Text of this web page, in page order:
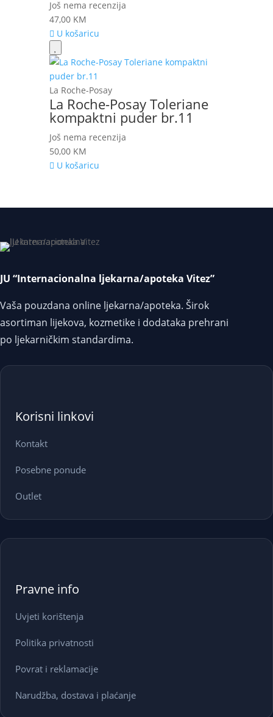
Još nema recenzija
47,00 KM
U košaricu
La Roche-Posay
La Roche-Posay Toleriane
kompaktni puder br.11
Još nema recenzija
50,00 KM
U košaricu
JU “Internacionalna ljekarna/apoteka Vitez”
Vaša pouzdana online ljekarna/apoteka. Širok
asortiman lijekova, kozmetike i dodataka prehrani
po ljekarničkim standardima.
Korisni linkovi
Kontakt
Posebne ponude
Outlet
Pravne info
Uvjeti korištenja
Politika privatnosti
Povrat i reklamacije
Narudžba, dostava i plaćanje